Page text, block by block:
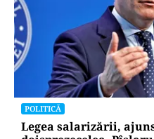
POLITICĂ
Legea salarizării,